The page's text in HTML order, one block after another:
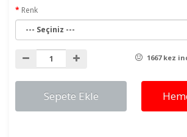
Renk
1667 kez
Sepete Ekle